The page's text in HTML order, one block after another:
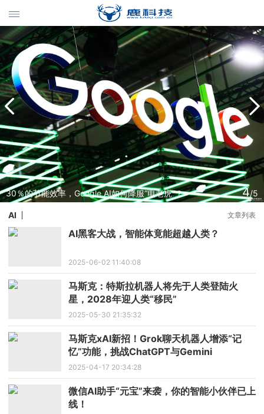
30％的节能效率，Google AI如何降服“电老虎”？ 4/5
AI 文章列表
AI黑客大战，智能体竟能超越人类？
2025-06-02 11:40:08
马斯克：特斯拉机器人将先于人类登陆火
星，2028年迎人类“移民”
2025-05-30 21:35:32
马斯克xAI新招！Grok聊天机器人增添“记
忆”功能，挑战ChatGPT与Gemini
2025-04-17 20:34:28
微信AI助手“元宝”来袭，你的智能小伙伴已上
线！